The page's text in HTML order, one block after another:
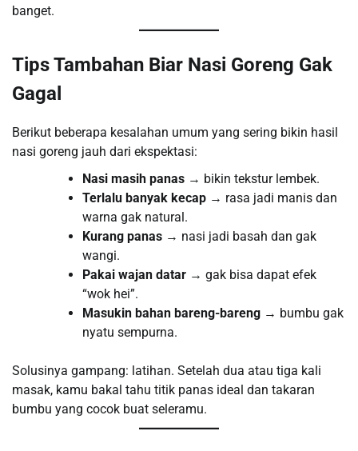
banget.
Tips Tambahan Biar Nasi Goreng Gak
Gagal
Berikut beberapa kesalahan umum yang sering bikin hasil
nasi goreng jauh dari ekspektasi:
Nasi masih panas → bikin tekstur lembek.
Terlalu banyak kecap → rasa jadi manis dan
warna gak natural.
Kurang panas → nasi jadi basah dan gak
wangi.
Pakai wajan datar → gak bisa dapat efek
“wok hei”.
Masukin bahan bareng-bareng → bumbu gak
nyatu sempurna.
Solusinya gampang: latihan. Setelah dua atau tiga kali
masak, kamu bakal tahu titik panas ideal dan takaran
bumbu yang cocok buat seleramu.